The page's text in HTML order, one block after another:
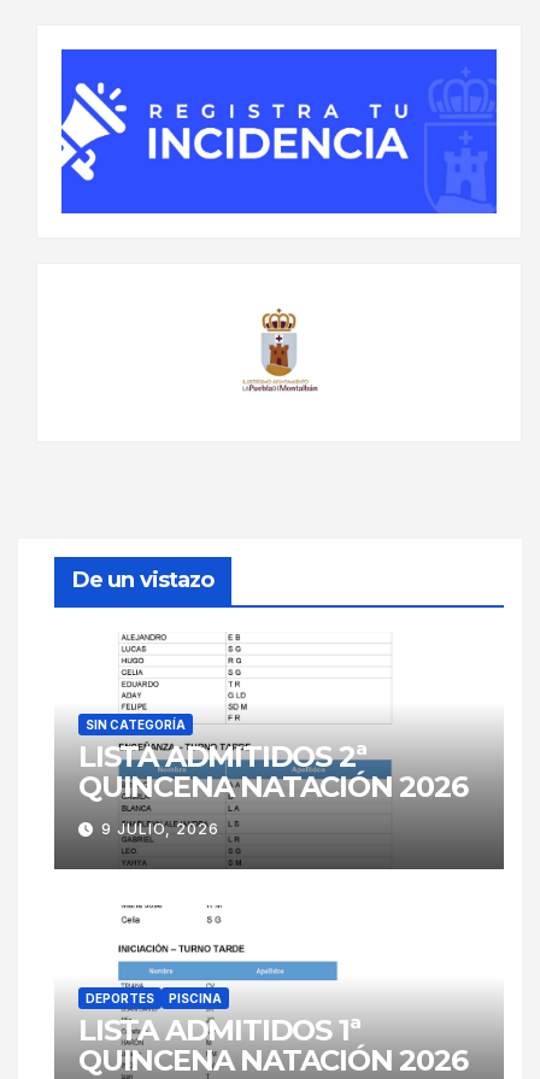
De un vistazo
SIN CATEGORÍA
LISTA ADMITIDOS 2ª
QUINCENA NATACIÓN 2026
9 JULIO, 2026
DEPORTES PISCINA
LISTA ADMITIDOS 1ª
QUINCENA NATACIÓN 2026